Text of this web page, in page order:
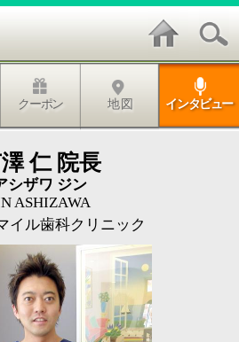
長
ン
クリニック